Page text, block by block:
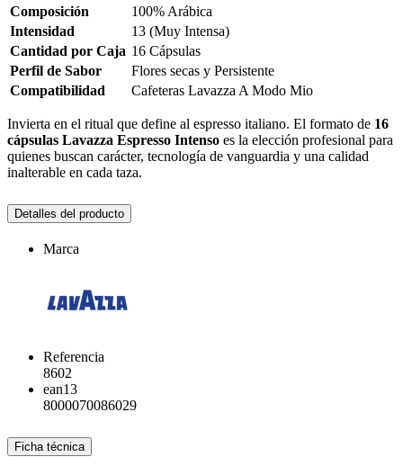
Composición
100% Arábica
Intensidad
13 (Muy Intensa)
Cantidad por Caja 16 Cápsulas
Perfil de Sabor
Flores secas y Persistente
Compatibilidad
Cafeteras Lavazza A Modo Mio
Invierta en el ritual que define al espresso italiano. El formato de 16
cápsulas Lavazza Espresso Intenso es la elección profesional para
quienes buscan carácter, tecnología de vanguardia y una calidad
inalterable en cada taza.
Detalles del producto
Marca
Referencia
8602
ean13
8000070086029
Ficha técnica